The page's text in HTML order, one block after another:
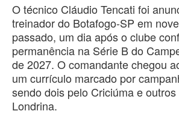
O técnico Cláudio Tencati foi
treinador do Botafogo-SP em
passado, um dia após o clube
permanência na Série B do
de 2027. O comandante chegou
um currículo marcado por
sendo dois pelo Criciúma e
Londrina.